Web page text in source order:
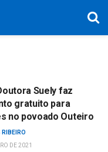
Suely faz
gratuito para
no povoado Outeiro
RIBEIRO
DE 2021